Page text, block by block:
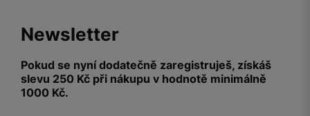
Newsletter
Pokud se nyní dodatečně zaregistruješ, získáš
slevu 250 Kč při nákupu v hodnotě minimálně
1000 Kč.